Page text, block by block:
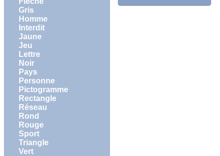
Gris
Homme
Interdit
Jaune
Jeu
Lettre
Noir
Pays
Personne
Pictogramme
Rectangle
Réseau
Rond
Rouge
Sport
Triangle
Vert